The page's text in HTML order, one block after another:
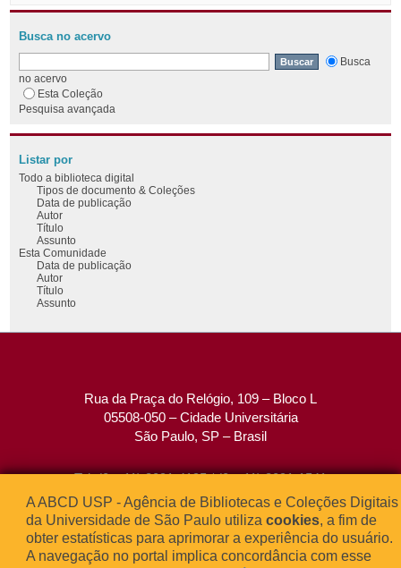
Busca no acervo
Busca
no acervo
Esta Coleção
Pesquisa avançada
Listar por
Todo a biblioteca digital
Tipos de documento & Coleções
Data de publicação
Autor
Título
Assunto
Esta Comunidade
Data de publicação
Autor
Título
Assunto
Rua da Praça do Relógio, 109 – Bloco L
05508-050 – Cidade Universitária
São Paulo, SP – Brasil
Tel: (0xx11) 3091-4195 / (0xx11) 3091-1541
Fax: (0xx11) 3091-1567
E-mail:atendimento@abcd.usp.br
A ABCD USP - Agência de Bibliotecas e Coleções Digitais
da Universidade de São Paulo utiliza cookies, a fim de
obter estatísticas para aprimorar a experiência do usuário.
A navegação no portal implica concordância com esse